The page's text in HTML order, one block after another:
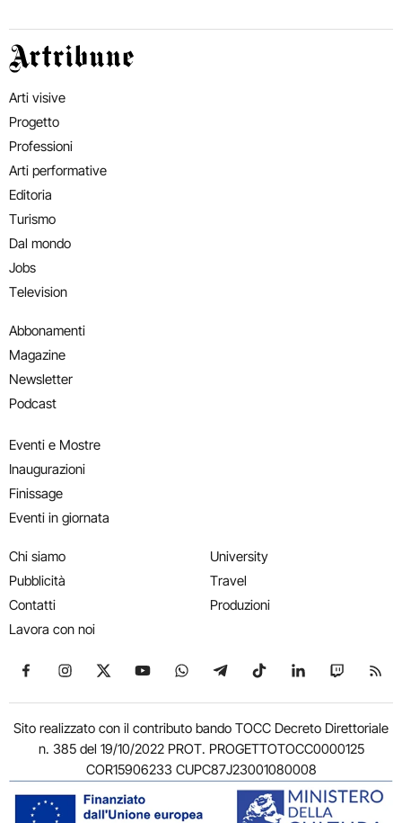
Artribune
Arti visive
Progetto
Professioni
Arti performative
Editoria
Turismo
Dal mondo
Jobs
Television
Abbonamenti
Magazine
Newsletter
Podcast
Eventi e Mostre
Inaugurazioni
Finissage
Eventi in giornata
Chi siamo
Pubblicità
Contatti
Lavora con noi
University
Travel
Produzioni
Seguici su Facebook
Seguici su Instagram
Seguici su X
Seguici su YouTube
Seguici su WhatsApp
Seguici su Telegram
Seguici su TikTok
Seguici su
Seguici
Sito realizzato con il contributo bando TOCC Decreto Direttoriale
n. 385 del 19/10/2022 PROT. PROGETTOTOCC0000125
COR15906233 CUPC87J23001080008